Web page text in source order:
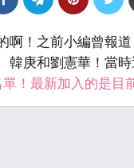
啊！之前小編曾報
韓庚和劉憲華！當
！最新加入的是目